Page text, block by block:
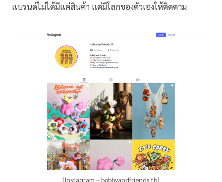
แบรนด์ไม่ได้มีแค่สินค้า แต่มีโลกของตัวเองให้ติดตาม
[Instagram – bobbyandfriends.th]